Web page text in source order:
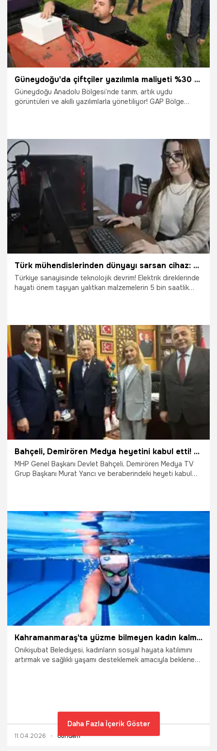
Güneydoğu'da çiftçiler yazılımla maliyeti %30 oranında düşürdü: Traktöre komut cep telefonundan gidiyor!
Güneydoğu Anadolu Bölgesi’nde tarım, artık uydu
görüntüleri ve akıllı yazılımlarla yönetiliyor! GAP Bölge
Tarım" sayesinde, toprağın her noktasına ihtiyacı kadar
gübre verilerek hem doğa korunuyor hem de girdi
maliyetleri %30 oranında düşürülüyor.
2.05.2026 Şanlıurfa
Türk mühendislerinden dünyayı sarsan cihaz: 2 yıl beklenen test artık Ankara'da yapılıyor! 4 ülkeden biri oldu
Türkiye sanayisinde teknolojik devrim! Elektrik direklerinde
hayati önem taşıyan yalıtkan malzemelerin 5 bin saatlik
bu stratejik testler için düğmeye basan Türk mühendisleri,
sadece 6 ayda yüzde 99 yerlilik oranına sahip
"Yaşlandırma Test Cihazı"nı üretti.
23.04.2026 Ankara
Bahçeli, Demirören Medya heyetini kabul etti! MHP liderinden 'Uzak Şehir'e övgü
MHP Genel Başkanı Devlet Bahçeli, Demirören Medya TV
Grup Başkanı Murat Yancı ve beraberindeki heyeti kabul
22.04.2026 Gündem
Kahramanmaraş'ta yüzme bilmeyen kadın kalmayacak: Onikişubat Belediyesi'nin yüzme kursları için başvurular başladı
Onikişubat Belediyesi, kadınların sosyal hayata katılımını
artırmak ve sağlıklı yaşamı desteklemek amacıyla beklenen
alma fırsatı sunulurken, hijyenik ve güvenli bir ortamda
spor yapma imkânı sağlanacak. Son kayıt tarihi 22 Nisan
olarak açıklanan kurslara yoğun talep bekleniyor!
11.04.2026 Gündem
Daha Fazla İçerik Göster